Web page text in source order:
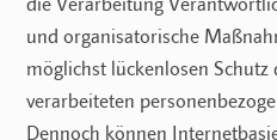
und organisatorische
möglichst lückenlosen
verarbeiteten
Dennoch können